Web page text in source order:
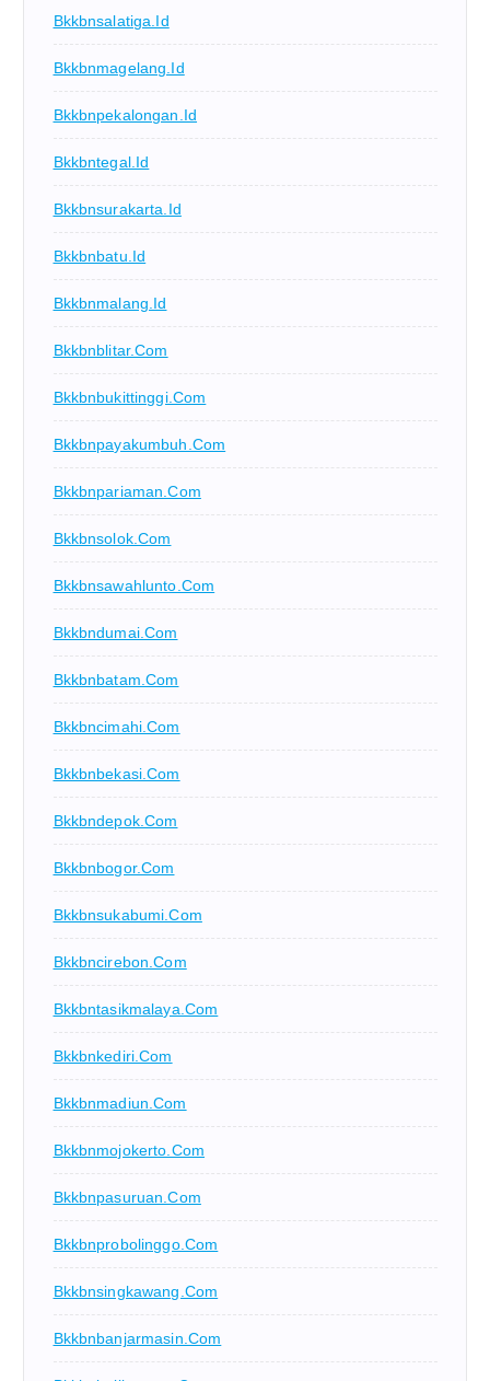
Bkkbnsalatiga.id
Bkkbnmagelang.id
Bkkbnpekalongan.id
Bkkbntegal.id
Bkkbnsurakarta.id
Bkkbnbatu.id
Bkkbnmalang.id
Bkkbnblitar.com
Bkkbnbukittinggi.com
Bkkbnpayakumbuh.com
Bkkbnpariaman.com
Bkkbnsolok.com
Bkkbnsawahlunto.com
Bkkbndumai.com
Bkkbnbatam.com
Bkkbncimahi.com
Bkkbnbekasi.com
Bkkbndepok.com
Bkkbnbogor.com
Bkkbnsukabumi.com
Bkkbncirebon.com
Bkkbntasikmalaya.com
Bkkbnkediri.com
Bkkbnmadiun.com
Bkkbnmojokerto.com
Bkkbnpasuruan.com
Bkkbnprobolinggo.com
Bkkbnsingkawang.com
Bkkbnbanjarmasin.com